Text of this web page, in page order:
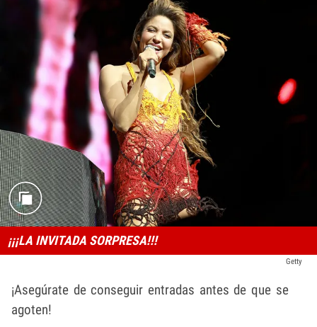
¡¡¡LA INVITADA SORPRESA!!!
Getty
¡Asegúrate de conseguir entradas antes de que se
agoten!